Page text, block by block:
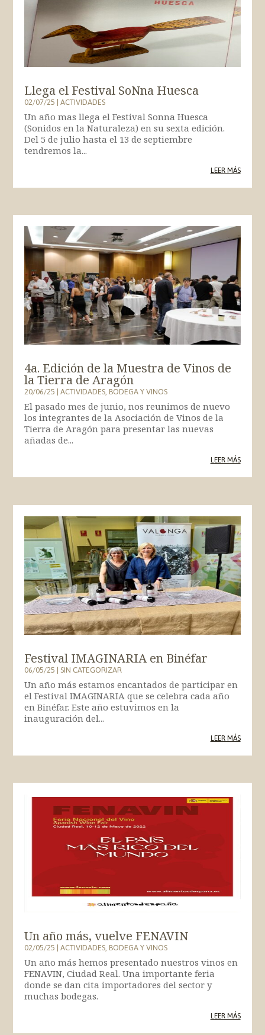
Llega el Festival SoNna Huesca
02/07/25|ACTIVIDADES
Un año mas llega el Festival Sonna Huesca
(Sonidos en la Naturaleza) en su sexta edición.
Del 5 de julio hasta el 13 de septiembre
tendremos la...
LEER MÁS
4a. Edición de la Muestra de Vinos de
la Tierra de Aragón
20/06/25|ACTIVIDADES,BODEGA Y VINOS
El pasado mes de junio, nos reunimos de nuevo
los integrantes de la Asociación de Vinos de la
Tierra de Aragón para presentar las nuevas
añadas de...
LEER MÁS
Festival IMAGINARIA en Binéfar
06/05/25| SIN CATEGORIZAR
Un año más estamos encantados de participar en
el Festival IMAGINARIA que se celebra cada año
en Binéfar. Este año estuvimos en la
inauguración del...
LEER MÁS
Un año más, vuelve FENAVIN
02/05/25|ACTIVIDADES,BODEGA Y VINOS
Un año más hemos presentado nuestros vinos en
FENAVIN, Ciudad Real. Una importante feria
donde se dan cita importadores del sector y
muchas bodegas.
LEER MÁS